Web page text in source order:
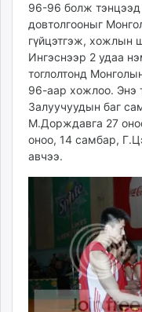
96-96 болж тэнцээд
довтолгооныг
гүйцэтгэж, хожлын
Ингэснээр 2 удаа
тоглолтонд
96-аар хожлоо. Энэ
Залуучуудын баг
М.Дорждавга 27
оноо, 14 самбар,
авчээ.